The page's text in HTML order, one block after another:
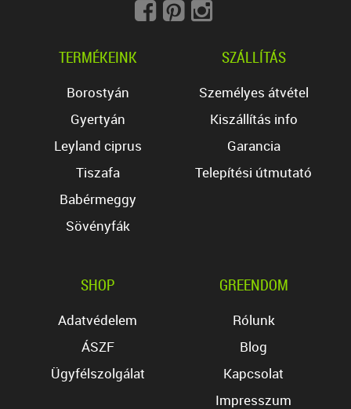
TERMÉKEINK
Borostyán
Gyertyán
Leyland ciprus
Tiszafa
Babérmeggy
Sövényfák
SZÁLLÍTÁS
Személyes átvétel
Kiszállítás info
Garancia
Telepítési útmutató
SHOP
Adatvédelem
ÁSZF
Ügyfélszolgálat
GREENDOM
Rólunk
Blog
Kapcsolat
Impresszum